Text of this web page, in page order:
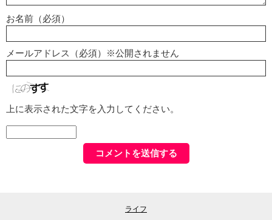
お名前（必須）
メールアドレス（必須）※公開されません
上に表示された文字を入力してください。
ライフ